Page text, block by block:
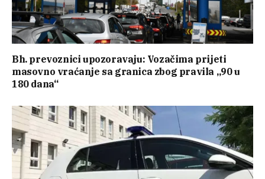
Bh. prevoznici upozoravaju: Vozačima prijeti
masovno vraćanje sa granica zbog pravila „90 u
180 dana“